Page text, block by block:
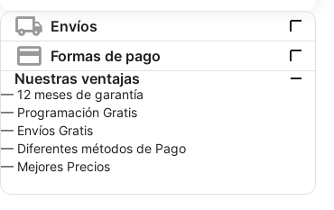
Envíos
Formas de pago
Nuestras ventajas
— 12 meses de garantía
— Programación Gratis
— Envíos Gratis
— Diferentes métodos de Pago
— Mejores Precios